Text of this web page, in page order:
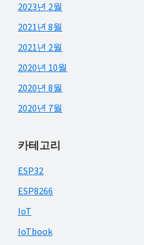
2023년 2월
2021년 8월
2021년 2월
2020년 10월
2020년 8월
2020년 7월
카테고리
ESP32
ESP8266
IoT
IoTbook